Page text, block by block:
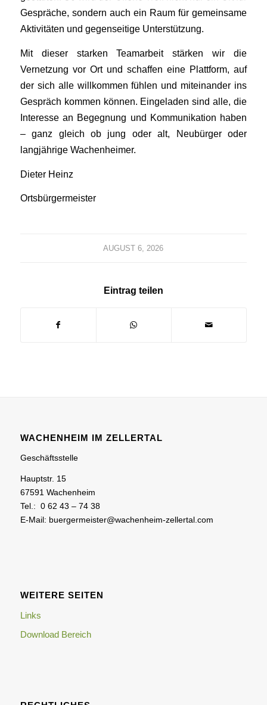
Gespräche, sondern auch ein Raum für gemeinsame
Aktivitäten und gegenseitige Unterstützung.
Mit dieser starken Teamarbeit stärken wir die
Vernetzung vor Ort und schaffen eine Plattform, auf
der sich alle willkommen fühlen und miteinander ins
Gespräch kommen können. Eingeladen sind alle, die
Interesse an Begegnung und Kommunikation haben
– ganz gleich ob jung oder alt, Neubürger oder
langjährige Wachenheimer.
Dieter Heinz
Ortsbürgermeister
AUGUST 6, 2026
Eintrag teilen
WACHENHEIM IM ZELLERTAL
Geschäftsstelle
Hauptstr. 15
67591 Wachenheim
Tel.: 0 62 43 – 74 38
E-Mail: buergermeister@wachenheim-zellertal.com
WEITERE SEITEN
Links
Download Bereich